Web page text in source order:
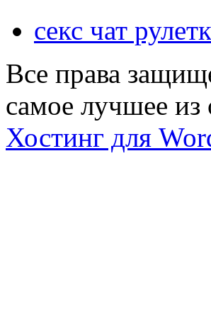
секс чат
Все права
самое лучшее из
Хостинг для